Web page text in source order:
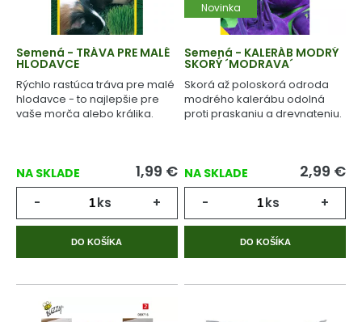
Semená - TRÁVA PRE MALÉ
HLODAVCE
Rýchlo rastúca tráva pre malé
hlodavce - to najlepšie pre
vaše morča alebo králika.
NA SKLADE 1,99 €
- ks +
DO KOŠÍKA
Novinka
Semená - KALERÁB MODRÝ
SKORÝ ´MODRAVA´
Skorá až poloskorá odroda
modrého kalerábu odolná
proti praskaniu a drevnateniu.
NA SKLADE 2,99 €
- ks +
DO KOŠÍKA